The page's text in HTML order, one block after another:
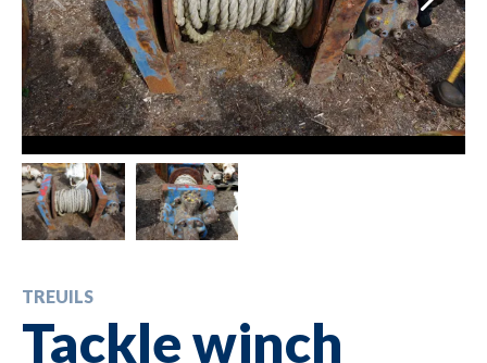
TREUILS
Tackle winch